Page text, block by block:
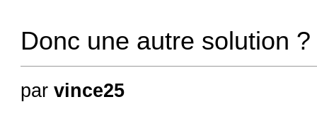
Donc une autre solution ?
parvince25